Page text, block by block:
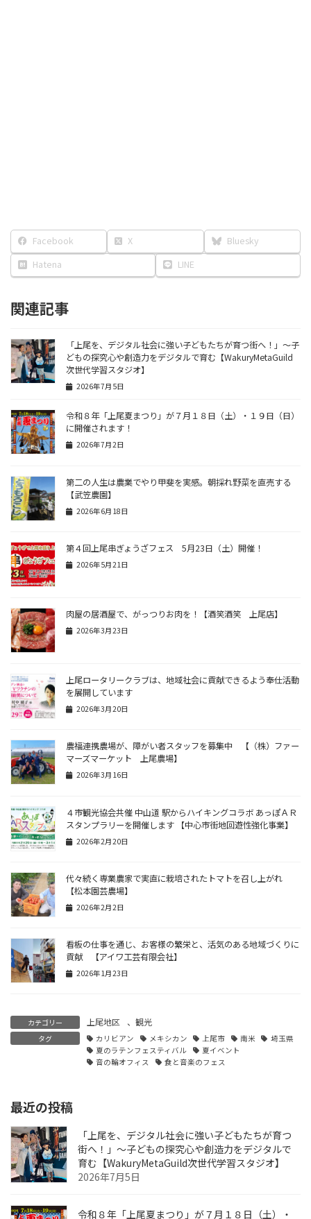
Facebook X
Bluesky
Hatena
LINE
関連記事
「上尾を、デジタル社会に強い子どもたちが育つ街へ！」〜子
どもの探究心や創造力をデジタルで育む【WakuryMetaGuild
次世代学習スタジオ】
2026年7月5日
令和８年「上尾夏まつり」が７月１８日（土）・１９日（日）
に開催されます！
2026年7月2日
第二の人生は農業でやり甲斐を実感。朝採れ野菜を直売する
【武笠農園】
2026年6月18日
第４回上尾串ぎょうざフェス 5月23日（土）開催！
2026年5月21日
肉屋の居酒屋で、がっつりお肉を！【酒笑酒笑 上尾店】
2026年3月23日
上尾ロータリークラブは、地域社会に貢献できるよう奉仕活動
を展開しています
2026年3月20日
農福連携農場が、障がい者スタッフを募集中 【（株）ファー
マーズマーケット 上尾農場】
2026年3月16日
４市観光協会共催 中山道 駅からハイキングコラボ あっぽＡＲ
スタンプラリーを開催します 【中心市街地回遊性強化事業】
2026年2月20日
代々続く専業農家で実直に栽培されたトマトを召し上がれ
【松本園芸農場】
2026年2月2日
看板の仕事を通じ、お客様の繁栄と、活気のある地域づくりに
貢献 【アイワ工芸有限会社】
2026年1月23日
カテゴリー 上尾地区 、 観光
タグ カリビアン メキシカン 上尾市 南米
埼玉県
夏のラテンフェスティバル
夏イベント
音の輪オフィス
食と音楽のフェス
最近の投稿
「上尾を、デジタル社会に強い子どもたちが育つ
街へ！」〜子どもの探究心や創造力をデジタルで
育む【WakuryMetaGuild次世代学習スタジオ】
2026年7月5日
令和８年「上尾夏まつり」が７月１８日（土）・